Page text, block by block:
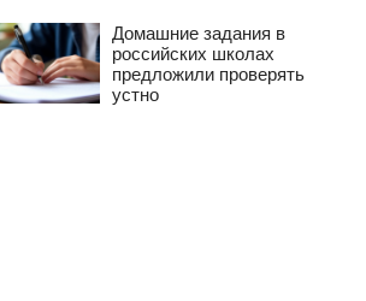
Домашние задания в
российских школах
предложили проверять
устно